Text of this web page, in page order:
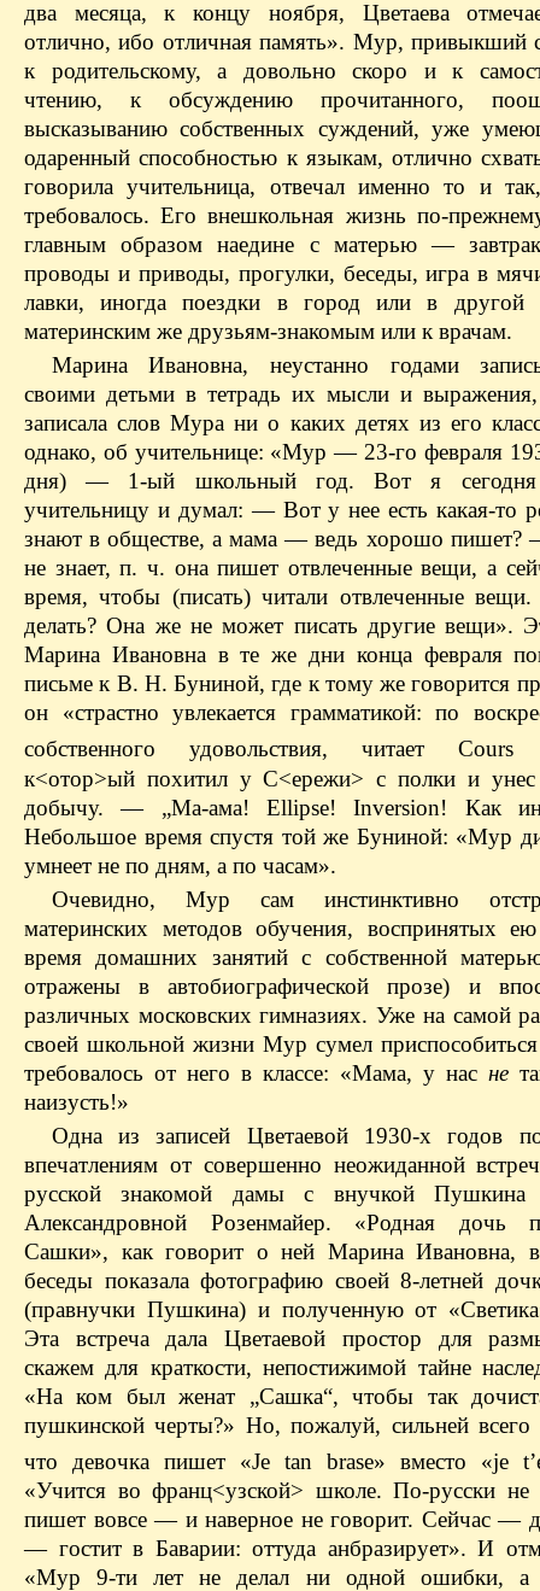
два месяца, к концу ноября, Цветаева
отлично, ибо отличная память». Мур, привыкший
к родительскому, а довольно скоро и к
чтению, к обсуждению прочитанного,
высказыванию собственных суждений, уже
одаренный способностью к языкам, отлично
говорила учительница, отвечал именно то и
требовалось. Его внешкольная жизнь по-
главным образом наедине с матерью —
проводы и приводы, прогулки, беседы, игра в
лавки, иногда поездки в город или в другой
материнским же друзьям-знакомым или к врачам.
Марина Ивановна, неустанно годами
своими детьми в тетрадь их мысли и
записала слов Мура ни о каких детях из его
однако, об учительнице: «Мур — 23-го февраля
дня) — 1-ый школьный год. Вот я сегодня
учительницу и думал: — Вот у нее есть какая-то
знают в обществе, а мама — ведь хорошо пишет?
не знает, п. ч. она пишет отвлеченные вещи, а
время, чтобы (писать) читали отвлеченные
делать? Она же не может писать другие вещи».
Марина Ивановна в те же дни конца февраля
письме к В. Н. Буниной, где к тому же говорится
он «страстно увлекается грамматикой: по
собственного удовольствия, читает Cours
к<отор>ый похитил у С<ережи> с полки и унес
добычу. — „Ма-ама! Ellipse! Inversion! Как
Небольшое время спустя той же Буниной: «Мур
умнеет не по дням, а по часам».
Очевидно, Мур сам инстинктивно
материнских методов обучения, воспринятых
время домашних занятий с собственной
отражены в автобиографической прозе) и
различных московских гимназиях. Уже на самой
своей школьной жизни Мур сумел
требовалось от него в классе: «Мама, у нас не
наизусть!»
Одна из записей Цветаевой 1930-х годов
впечатлениям от совершенно неожиданной
русской знакомой дамы с внучкой
Александровной Розенмайер.
«Родная дочь
Сашки», как говорит о ней Марина Ивановна,
беседы показала фотографию своей 8-летней
(правнучки Пушкина) и полученную от
Эта встреча дала Цветаевой простор для
скажем для краткости, непостижимой тайне
«На ком был женат „Сашка“, чтобы так
пушкинской черты?» Но, пожалуй, сильней всего
что девочка пишет «Je tan brase» вместо «je
«Учится во франц<узской> школе. По-русски не
пишет вовсе — и наверное не говорит. Сейчас —
— гостит в Баварии: оттуда анбразирует». И
«Myp 9-ти лет не делал ни одной ошибки, а